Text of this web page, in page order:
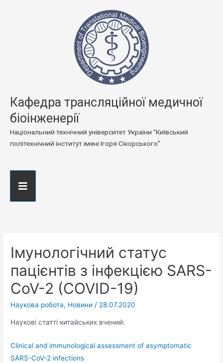
Кафедра трансляційної медичної
біоінженерії
Національний технічний університет України “Київський
політехнічний інститут імені Ігоря Сікорського”
Імунологічний статус
пацієнтів з інфекцією SARS-
CoV-2 (COVID-19)
Наукова робота, Новини / 28.07.2020
Наукові статті китайських вчений:
Clinical and immunological assessment of asymptomatic
SARS-CoV-2 infections